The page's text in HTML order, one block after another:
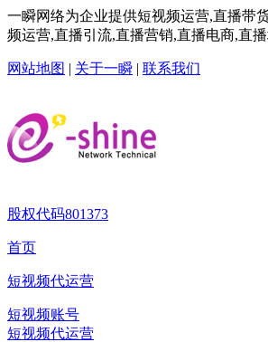
一瞬网络为企业提供短视频运营,直播带
频运营,直播引流,直播营销,直播电商,直
网站地图 | 关于一瞬 | 联系我们
股权代码801373
首页
短视频代运营
短视频账号
短视频代运营